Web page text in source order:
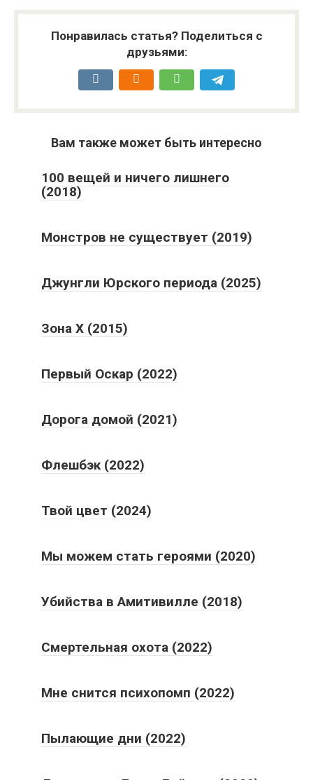
Понравилась статья? Поделиться с
друзьями:
Вам также может быть интересно
100 вещей и ничего лишнего
(2018)
Монстров не существует (2019)
Джунгли Юрского периода (2025)
Зона X (2015)
Первый Оскар (2022)
Дорога домой (2021)
Флешбэк (2022)
Твой цвет (2024)
Мы можем стать героями (2020)
Убийства в Амитивилле (2018)
Смертельная охота (2022)
Мне снится психопомп (2022)
Пылающие дни (2022)